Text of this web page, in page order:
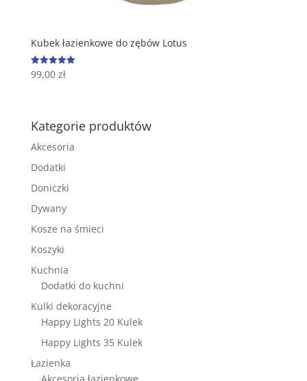
Kubek łazienkowe do zębów Lotus
Oceniono
5.00
99,00 zł
Kategorie produktów
Akcesoria
Dodatki
Doniczki
Dywany
Kosze na śmieci
Koszyki
Kuchnia
Dodatki do kuchni
Kulki dekoracyjne
Happy Lights 20 Kulek
Happy Lights 35 Kulek
Łazienka